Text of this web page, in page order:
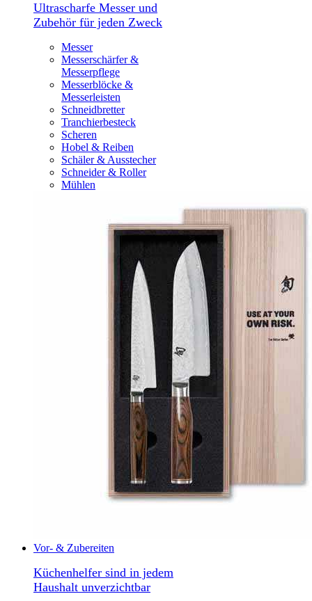
Ultrascharfe Messer und
Zubehör für jeden Zweck
Messer
Messerschärfer &
Messerpflege
Messerblöcke &
Messerleisten
Schneidbretter
Tranchierbesteck
Scheren
Hobel & Reiben
Schäler & Ausstecher
Schneider & Roller
Mühlen
Vor- & Zubereiten
Küchenhelfer sind in jedem
Haushalt unverzichtbar